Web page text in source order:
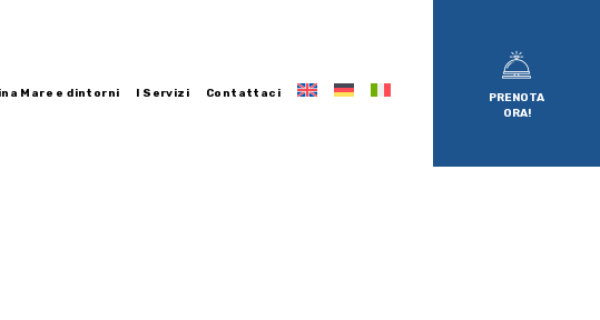
Mare e dintorni I Servizi Contattaci
PRENOTA
ORA!